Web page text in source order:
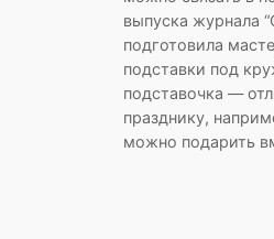
выпуска журнала
подготовила
подставки под
подставочка —
празднику,
можно подарить